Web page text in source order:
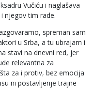
Vučiću i naglašava
njegov tim rade.
spreman sam
u Srba, a tu ubrajam i
stavi na dnevni red, jer
relevantna za
za i protiv, bez emocija
ni postavljenje trajne